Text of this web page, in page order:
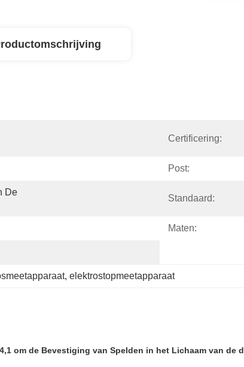
Certificering:
Post:
De
Standaard:
Maten:
, elektrostopmeetapparaat
om de Bevestiging van Spelden in het Lichaam van